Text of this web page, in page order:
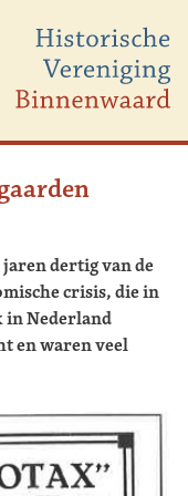
dertig van de
crisis, die in
in Nederland
en waren veel